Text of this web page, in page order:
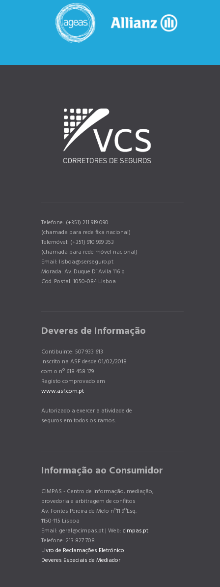
Telefone: (+351) 211 919 090
(chamada para rede fixa nacional)
Telemóvel: (+351) 910 999 353
(chamada para rede móvel nacional)
Email: lisboa@serseguro.pt
Morada: Av. Duque D´Avila 116 b
Cod. Postal: 1050-084 Lisboa
Deveres de Informação
Contibuinte: 507 933 613
Inscrito na ASF desde 01/02/2018
com o nº 618 458 179
Registo comprovado em
www.asf.com.pt
Autorizado a exercer a atividade de
seguros em todos os ramos.
Informação ao Consumidor
CIMPAS - Centro de Informação, mediação,
provedoria e arbitragem de conflitos
Av. Fontes Pereira de Melo nº11 9ºEsq.
1150-115 Lisboa
Email: geral@cimpas.pt | Web: cimpas.pt
Telefone: 213 827 708
Livro de Reclamações Eletrónico
Deveres Especiais de Mediador